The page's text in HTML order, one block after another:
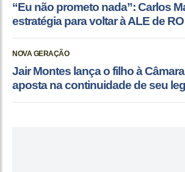
“Eu não prometo nada”: Carlos
estratégia para voltar à ALE de RO
NOVA GERAÇÃO
Jair Montes lança o filho à
aposta na continuidade de seu